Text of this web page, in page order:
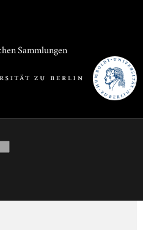
Sammlungen